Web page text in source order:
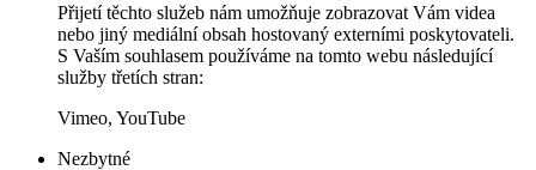
Přijetí těchto služeb nám umožňuje zobrazovat Vám videa
nebo jiný mediální obsah hostovaný externími poskytovateli.
S Vaším souhlasem používáme na tomto webu následující
služby třetích stran:
Vimeo, YouTube
Nezbytné